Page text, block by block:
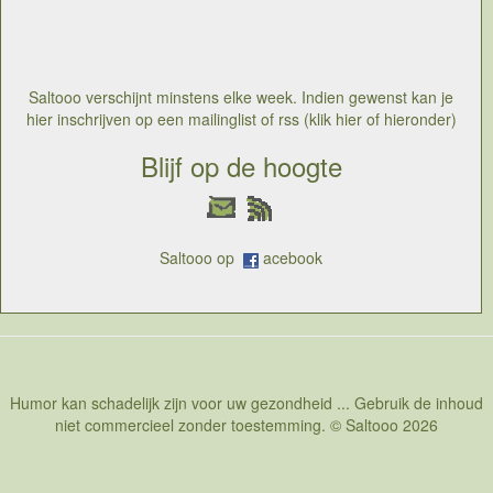
Saltooo verschijnt minstens elke week. Indien gewenst kan je
hier inschrijven op een mailinglist of rss (klik hier of hieronder)
Blijf op de hoogte
Saltooo op acebook
Humor kan schadelijk zijn voor uw gezondheid ... Gebruik de inhoud
niet commercieel zonder toestemming. © Saltooo 2026